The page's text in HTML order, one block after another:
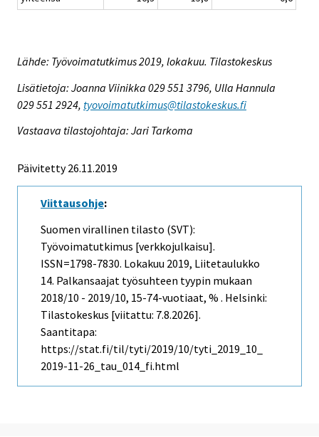
Lähde: Työvoimatutkimus 2019, lokakuu. Tilastokeskus
Lisätietoja: Joanna Viinikka 029 551 3796, Ulla Hannula
029 551 2924, tyovoimatutkimus@tilastokeskus.fi
Vastaava tilastojohtaja: Jari Tarkoma
Päivitetty 26.11.2019
Viittausohje:
Suomen virallinen tilasto (SVT):
Työvoimatutkimus [verkkojulkaisu].
ISSN=1798-7830. Lokakuu 2019, Liitetaulukko
14. Palkansaajat työsuhteen tyypin mukaan
2018/10 - 2019/10, 15-74-vuotiaat, % . Helsinki:
Tilastokeskus [viitattu: 7.8.2026].
Saantitapa:
https://stat.fi/til/tyti/2019/10/tyti_2019_10_
2019-11-26_tau_014_fi.html